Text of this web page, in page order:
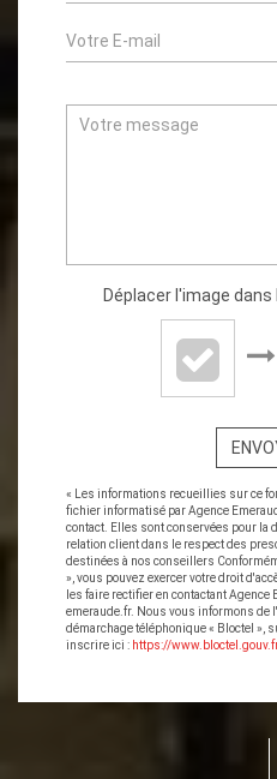
Déplacer l'image
« Les informations recueillies sur ce
fichier informatisé par Agence
contact. Elles sont conservées pour la
relation client dans le respect des
destinées à nos conseillers
», vous pouvez exercer votre droit
les faire rectifier en contactant Agence
emeraude.fr. Nous vous informons de
démarchage téléphonique « Bloctel »,
inscrire ici : https://